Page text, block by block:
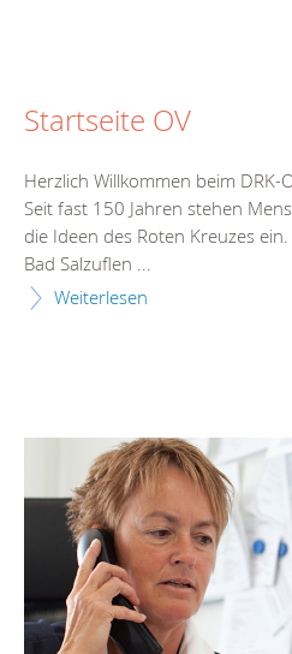
Startseite OV
Herzlich Willkommen beim DRK-
Seit fast 150 Jahren stehen
die Ideen des Roten Kreuzes
Bad Salzuflen ...
Weiterlesen